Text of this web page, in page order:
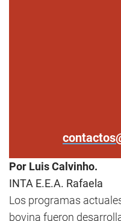
Por Luis Calvinho.
INTA E.E.A. Rafaela
Los programas
bovina fueron